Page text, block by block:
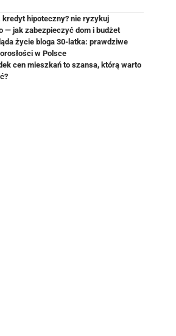
kredyt hipoteczny? nie ryzykuj
— jak zabezpieczyć dom i budżet
życie bloga 30-latka: prawdziwe
w Polsce
cen mieszkań to szansa, którą warto